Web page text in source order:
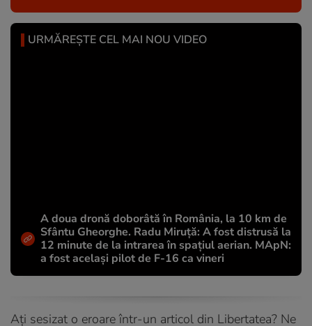
URMĂREȘTE CEL MAI NOU VIDEO
A doua dronă doborâtă în România, la 10 km de
Sfântu Gheorghe. Radu Miruță: A fost distrusă la
12 minute de la intrarea în spațiul aerian. MApN:
a fost același pilot de F-16 ca vineri
Ați sesizat o eroare într-un articol din Libertatea? Ne